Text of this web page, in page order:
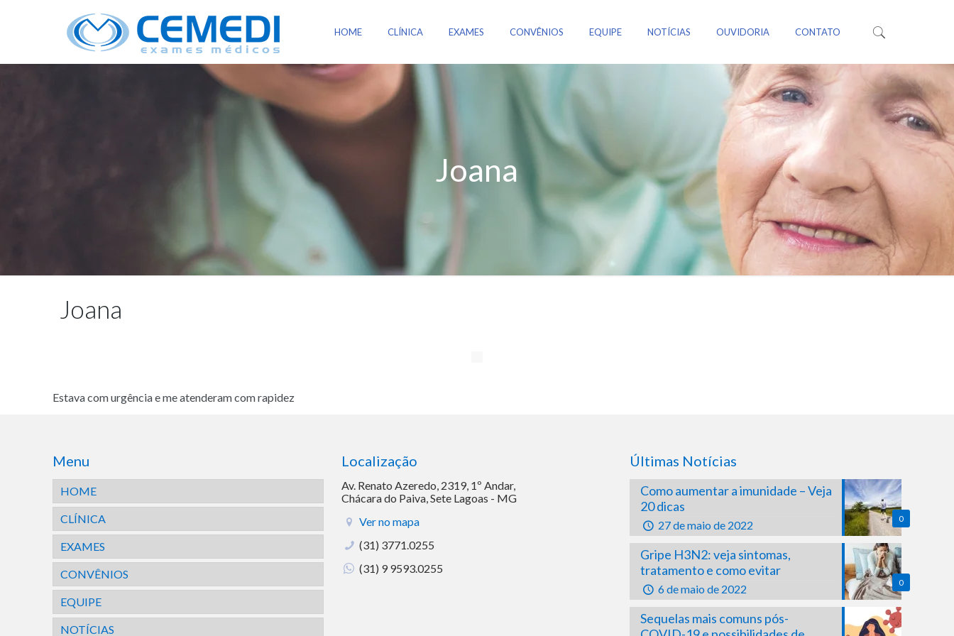
HOME CLÍNICA EXAMES CONVÊNIOS EQUIPE NOTÍCIAS OUVIDORIA CONTATO
Joana
Joana
Estava com urgência e me atenderam com rapidez
Menu
HOME
CLÍNICA
EXAMES
CONVÊNIOS
EQUIPE
NOTÍCIAS
Localização
Av. Renato Azeredo, 2319, 1º Andar,
Chácara do Paiva, Sete Lagoas - MG
Ver no mapa
(31) 3771.0255
(31) 9 9593.0255
Últimas Notícias
0
Como aumentar a imunidade – Veja
20 dicas
27 de maio de 2022
0
Gripe H3N2: veja sintomas,
tratamento e como evitar
6 de maio de 2022
Sequelas mais comuns pós-